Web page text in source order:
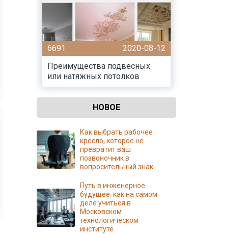
6691
2020-08-12
Преимущества подвесных
или натяжных потолков
НОВОЕ
Как выбрать рабочее
кресло, которое не
превратит ваш
позвоночник в
вопросительный знак
Путь в инженерное
будущее: как на самом
деле учиться в
Московском
технологическом
институте